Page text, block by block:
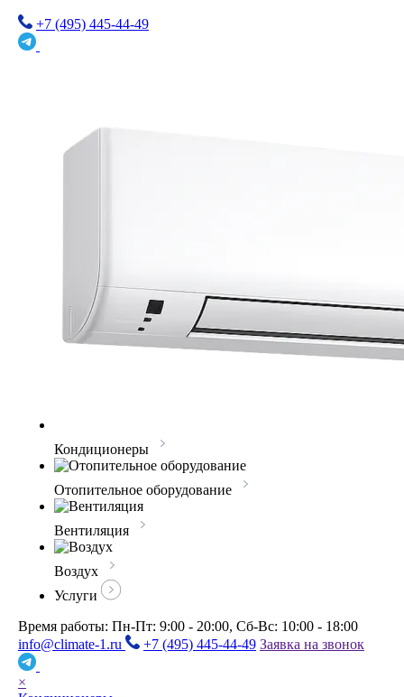
+7 (495) 445-44-49
Кондиционеры
Отопительное оборудование
Вентиляция
Воздух
Услуги
Время работы: Пн-Пт: 9:00 - 20:00, Сб-Вс: 10:00 - 18:00
info@climate-1.ru
+7 (495) 445-44-49 Заявка на звонок
×